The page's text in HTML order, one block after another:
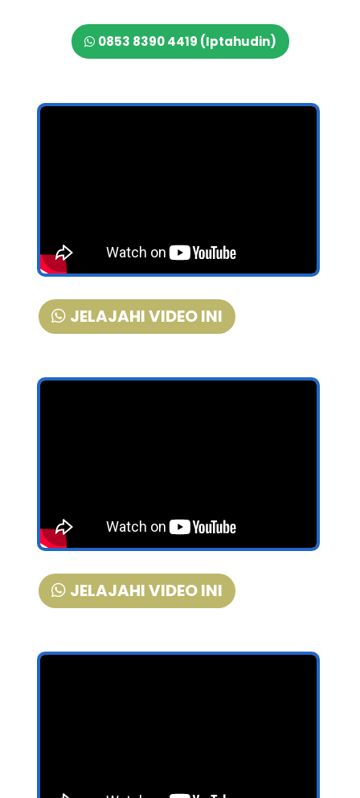
0853 8390 4419 (Iptahudin)
JELAJAHI VIDEO INI
JELAJAHI VIDEO INI